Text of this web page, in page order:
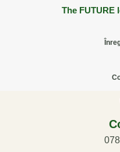
The FUTURE